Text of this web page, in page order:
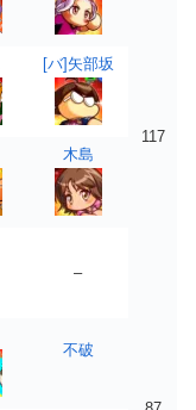
117
[バ]矢部坂
木島
–
不破